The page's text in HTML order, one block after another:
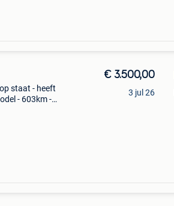
staat - heeft
- 603km -
€ 3.500,00
3 jul 26